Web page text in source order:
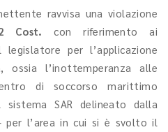
ravvisa una violazione
Cost.con riferimento ai
per l’applicazione
ossia l’inottemperanza alle
di soccorso marittimo
SAR delineato dalla
per l’area in cui si è svolto il